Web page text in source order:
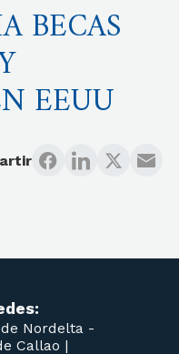
BECAS
EEUU
Nordelta -
Callao |